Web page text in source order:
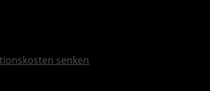
senken